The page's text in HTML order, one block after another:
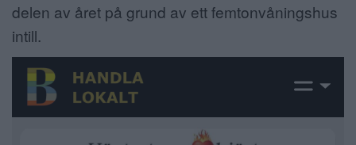
delen av året på grund av ett femtonvåningshus
intill.